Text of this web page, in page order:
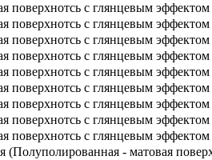
поверхнотсь с глянцевым эффектом
поверхнотсь с глянцевым эффектом
поверхнотсь с глянцевым эффектом
поверхнотсь с глянцевым эффектом
поверхнотсь с глянцевым эффектом
поверхнотсь с глянцевым эффектом
поверхнотсь с глянцевым эффектом
поверхнотсь с глянцевым эффектом
поверхнотсь с глянцевым эффектом
(Полуполированная - матовая